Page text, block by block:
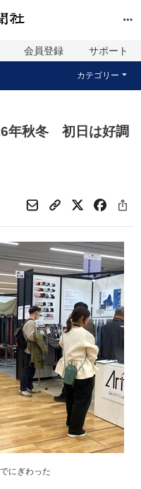
会員登録 サポート
カテゴリー
年秋冬 初日は好調
にぎわった